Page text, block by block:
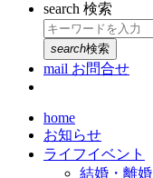
search 検索
search検索
mail お問合せ
home
お知らせ
ライフイベント
結婚・離婚